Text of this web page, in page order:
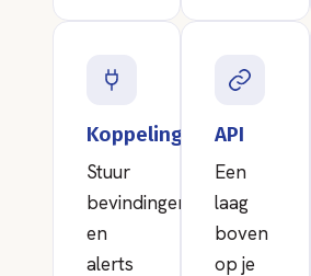
Koppelingen
Stuur
bevindingen
en
alerts
API
Een
laag
boven
op je